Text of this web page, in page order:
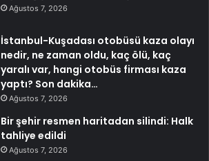
Ağustos 7, 2026
İstanbul-Kuşadası otobüsü kaza olayı
nedir, ne zaman oldu, kaç ölü, kaç
yaralı var, hangi otobüs firması kaza
yaptı? Son dakika…
Ağustos 7, 2026
Bir şehir resmen haritadan silindi: Halk
tahliye edildi
Ağustos 7, 2026